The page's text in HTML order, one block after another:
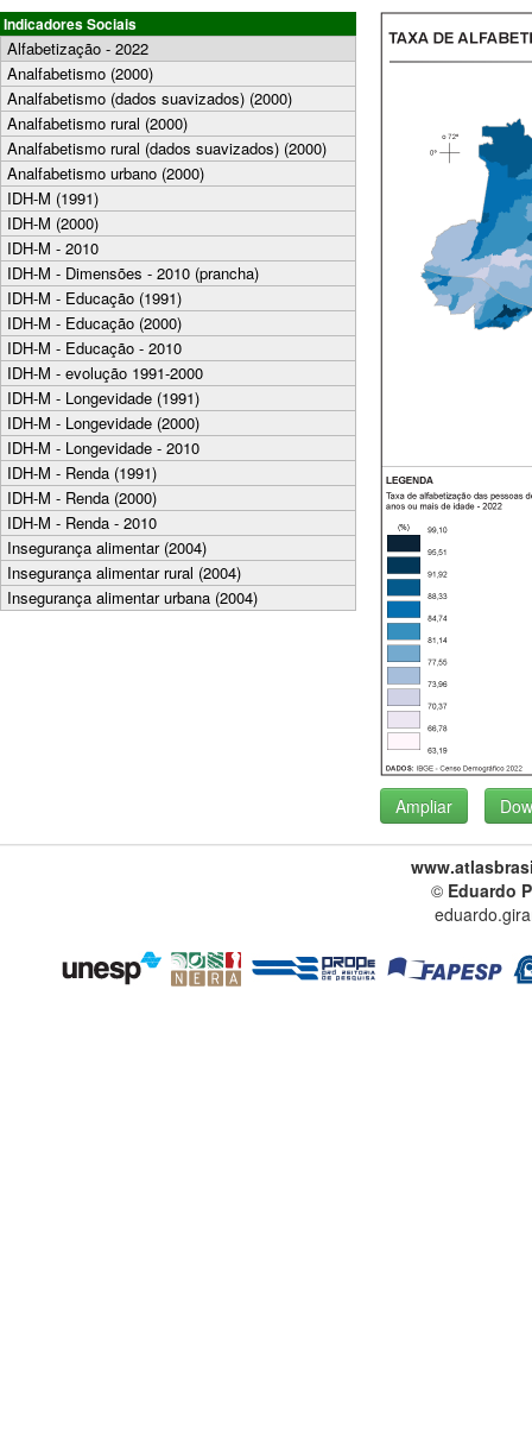
Indicadores Sociais
Alfabetização - 2022
Analfabetismo (2000)
Analfabetismo (dados suavizados) (2000)
Analfabetismo rural (2000)
Analfabetismo rural (dados suavizados) (2000)
Analfabetismo urbano (2000)
IDH-M (1991)
IDH-M (2000)
IDH-M - 2010
IDH-M - Dimensões - 2010 (prancha)
IDH-M - Educação (1991)
IDH-M - Educação (2000)
IDH-M - Educação - 2010
IDH-M - evolução 1991-2000
IDH-M - Longevidade (1991)
IDH-M - Longevidade (2000)
IDH-M - Longevidade - 2010
IDH-M - Renda (1991)
IDH-M - Renda (2000)
IDH-M - Renda - 2010
Insegurança alimentar (2004)
Insegurança alimentar rural (2004)
Insegurança alimentar urbana (2004)
Ampliar
© Eduardo